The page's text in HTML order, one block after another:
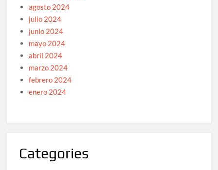
agosto 2024
julio 2024
junio 2024
mayo 2024
abril 2024
marzo 2024
febrero 2024
enero 2024
Categories